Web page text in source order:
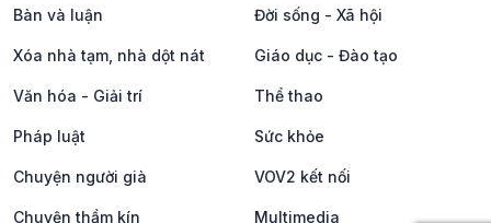
Bàn và luận Đời sống - Xã hội
Xóa nhà tạm, nhà dột nát Giáo dục - Đào tạo
Văn hóa - Giải trí Thể thao
Pháp luật Sức khỏe
Chuyện người già VOV2 kết nối
Chuyện thầm kín Multimedia